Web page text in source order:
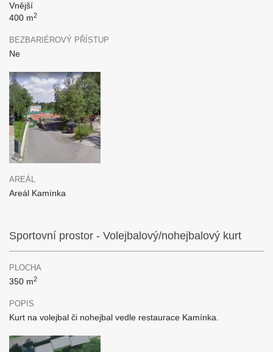
Vnější
400 m2
BEZBARIÉROVÝ PŘÍSTUP
Ne
AREÁL
Areál Kamínka
Sportovní prostor - Volejbalový/nohejbalový kurt
PLOCHA
350 m2
POPIS
Kurt na volejbal či nohejbal vedle restaurace Kamínka.